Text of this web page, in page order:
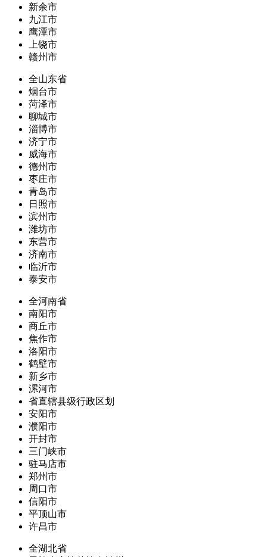
新余市
九江市
鹰潭市
上饶市
赣州市
全山东省
烟台市
菏泽市
聊城市
淄博市
济宁市
威海市
德州市
枣庄市
青岛市
日照市
滨州市
潍坊市
东营市
济南市
临沂市
泰安市
全河南省
南阳市
商丘市
焦作市
洛阳市
鹤壁市
新乡市
漯河市
省直辖县级行政区划
安阳市
濮阳市
开封市
三门峡市
驻马店市
郑州市
周口市
信阳市
平顶山市
许昌市
全湖北省